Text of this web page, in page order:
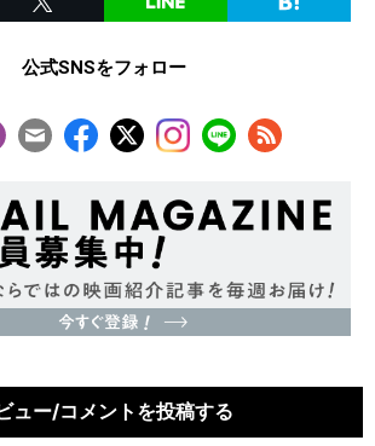
公式SNSをフォロー
ュー/コメントを投稿する